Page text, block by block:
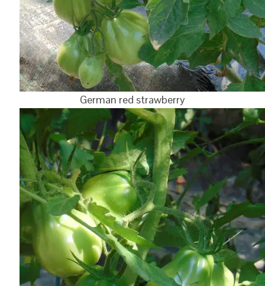
German red strawberry